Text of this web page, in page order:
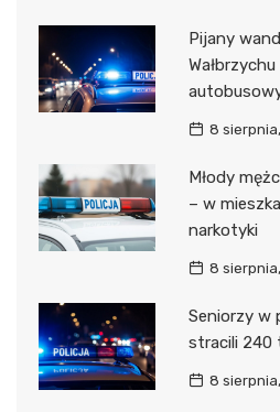
Pijany
8
Młody
– w
narkotyki
8
Seniorzy w
stracili 240
8